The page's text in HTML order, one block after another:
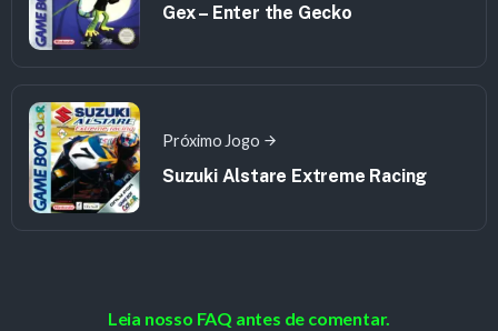
Gex – Enter the Gecko
Próximo Jogo
Suzuki Alstare Extreme Racing
Leia nosso FAQ antes de comentar.